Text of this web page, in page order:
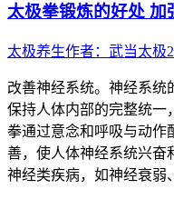
太极拳锻炼的好处 加
太极养生作者： 武当太极
改善神经系统。神经系统
保持人体内部的完整统一
拳通过意念和呼吸与动作
善，使人体神经系统兴奋
神经类疾病，如神经衰弱